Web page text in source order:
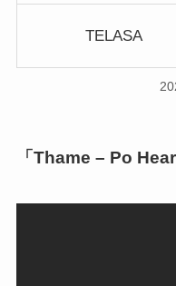
TELASA
「Thame – Po